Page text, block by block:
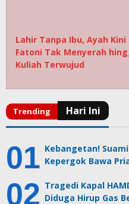
Lahir Tanpa Ibu, Ayah Kini
Fatoni Tak Menyerah
Kuliah Terwujud
Kebangetan!
Kepergok Bawa
Tragedi Kapal
Diduga Hirup Gas